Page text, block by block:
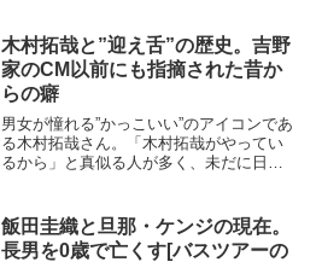
ます。今日は木村拓哉さんが若い頃から
の流行らせた...
木村拓哉と”迎え舌”の歴史。吉野
家のCM以前にも指摘された昔か
らの癖
男女が憧れる”かっこいい”のアイコンであ
る木村拓哉さん。「木村拓哉がやってい
るから」と真似る人が多く、未だに日本
や行動が細かくチェックされ、ちょっと
した悪癖も注目され...
飯田圭織と旦那・ケンジの現在。
長男を0歳で亡くす[バスツアーの